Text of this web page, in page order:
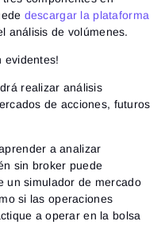
descargar la plataforma
análisis de volúmenes.
evidentes!
realizar análisis
de acciones, futuros
a analizar
sin broker puede
un simulador de mercado
si las operaciones
a operar en la bolsa